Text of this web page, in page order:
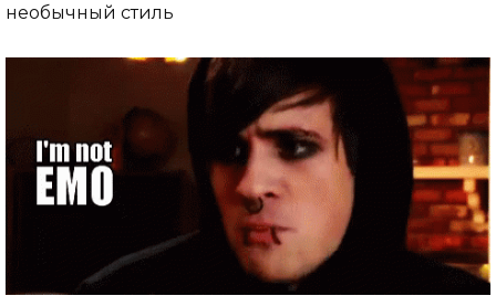
необычный стиль